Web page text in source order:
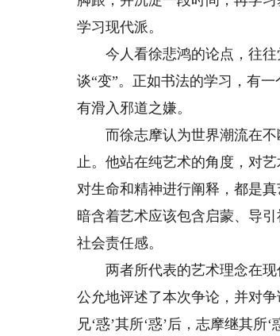
学习现代派。
今人看徐悲鸿的论点，往往
谈“变”。正如书法的学习，有
有滑入邪道之嫌。
而徐志摩认为世界潮流在不
止。他站在纯艺术的角度，对
对生命和精神进行阐释，都是
暗含着艺术应该包含启蒙、导
社会责任感。
两者所代表的艺术理念在现
公允地评述了本次争论，并对
兄‘惑’其所‘惑’后，志摩继其所